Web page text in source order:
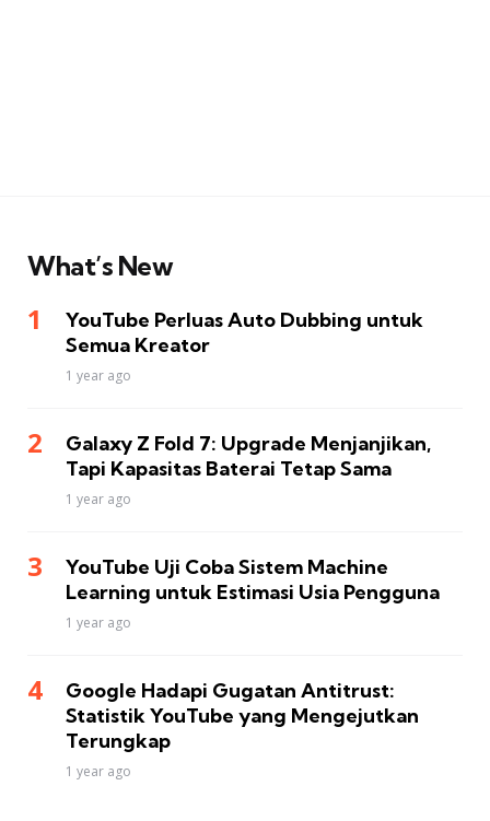
What’s New
YouTube Perluas Auto Dubbing untuk
Semua Kreator
1 year ago
Galaxy Z Fold 7: Upgrade Menjanjikan,
Tapi Kapasitas Baterai Tetap Sama
1 year ago
YouTube Uji Coba Sistem Machine
Learning untuk Estimasi Usia Pengguna
1 year ago
Google Hadapi Gugatan Antitrust:
Statistik YouTube yang Mengejutkan
Terungkap
1 year ago